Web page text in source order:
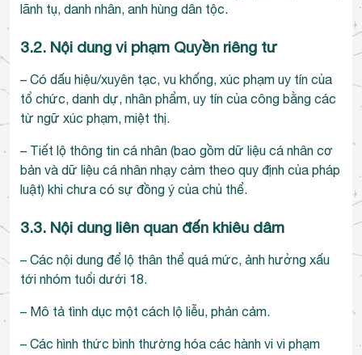
lãnh tụ, danh nhân, anh hùng dân tộc.
3.2. Nội dung vi phạm Quyền riêng tư
– Có dấu hiệu/xuyên tạc, vu khống, xúc phạm uy tín của
tổ chức, danh dự, nhân phẩm, uy tín của công bằng các
từ ngữ xúc phạm, miệt thị.
– Tiết lộ thông tin cá nhân (bao gồm dữ liệu cá nhân cơ
bản và dữ liệu cá nhân nhạy cảm theo quy định của pháp
luật) khi chưa có sự đồng ý của chủ thể.
3.3. Nội dung liên quan đến khiêu dâm
– Các nội dung để lộ thân thể quá mức, ảnh hưởng xấu
tới nhóm tuổi dưới 18.
– Mô tả tình dục một cách lộ liễu, phản cảm.
– Các hình thức bình thường hóa các hành vi vi phạm